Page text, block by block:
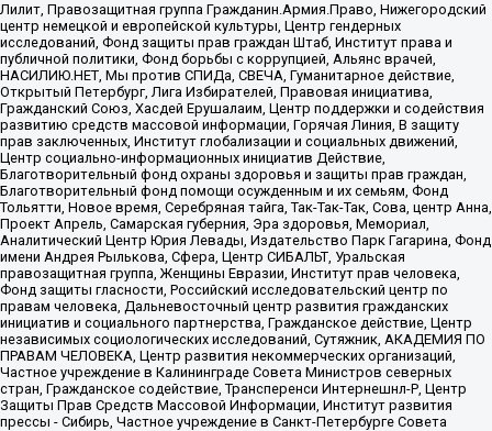
Лилит, Правозащитная группа Гражданин.Армия.Право, Нижегородский
центр немецкой и европейской культуры, Центр гендерных
исследований, Фонд защиты прав граждан Штаб, Институт права и
публичной политики, Фонд борьбы с коррупцией, Альянс врачей,
НАСИЛИЮ.НЕТ, Мы против СПИДа, СВЕЧА, Гуманитарное действие,
Открытый Петербург, Лига Избирателей, Правовая инициатива,
Гражданский Союз, Хасдей Ерушалаим, Центр поддержки и содействия
развитию средств массовой информации, Горячая Линия, В защиту
прав заключенных, Институт глобализации и социальных движений,
Центр социально-информационных инициатив Действие,
Благотворительный фонд охраны здоровья и защиты прав граждан,
Благотворительный фонд помощи осужденным и их семьям, Фонд
Тольятти, Новое время, Серебряная тайга, Так-Так-Так, Сова, центр Анна,
Проект Апрель, Самарская губерния, Эра здоровья, Мемориал,
Аналитический Центр Юрия Левады, Издательство Парк Гагарина, Фонд
имени Андрея Рылькова, Сфера, Центр СИБАЛЬТ, Уральская
правозащитная группа, Женщины Евразии, Институт прав человека,
Фонд защиты гласности, Российский исследовательский центр по
правам человека, Дальневосточный центр развития гражданских
инициатив и социального партнерства, Гражданское действие, Центр
независимых социологических исследований, Сутяжник, АКАДЕМИЯ ПО
ПРАВАМ ЧЕЛОВЕКА, Центр развития некоммерческих организаций,
Частное учреждение в Калининграде Совета Министров северных
стран, Гражданское содействие, Трансперенси Интернешнл-Р, Центр
Защиты Прав Средств Массовой Информации, Институт развития
прессы - Сибирь, Частное учреждение в Санкт-Петербурге Совета